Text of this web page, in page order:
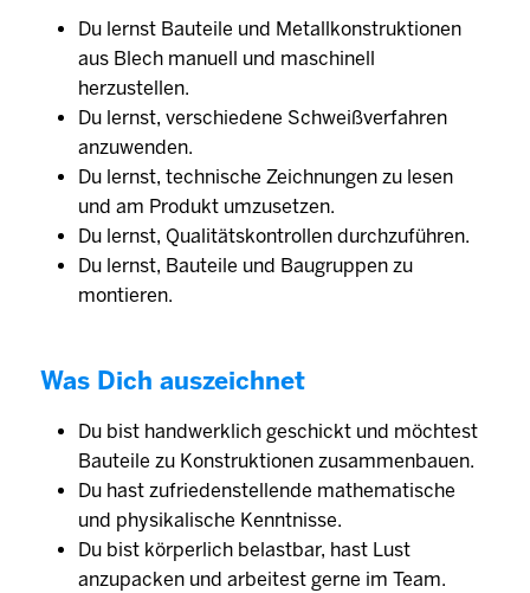
Du lernst Bauteile und Metallkonstruktionen
aus Blech manuell und maschinell
herzustellen.
Du lernst, verschiedene Schweißverfahren
anzuwenden.
Du lernst, technische Zeichnungen zu lesen
und am Produkt umzusetzen.
Du lernst, Qualitätskontrollen durchzuführen.
Du lernst, Bauteile und Baugruppen zu
montieren.
Was Dich auszeichnet
Du bist handwerklich geschickt und möchtest
Bauteile zu Konstruktionen zusammenbauen.
Du hast zufriedenstellende mathematische
und physikalische Kenntnisse.
Du bist körperlich belastbar, hast Lust
anzupacken und arbeitest gerne im Team.